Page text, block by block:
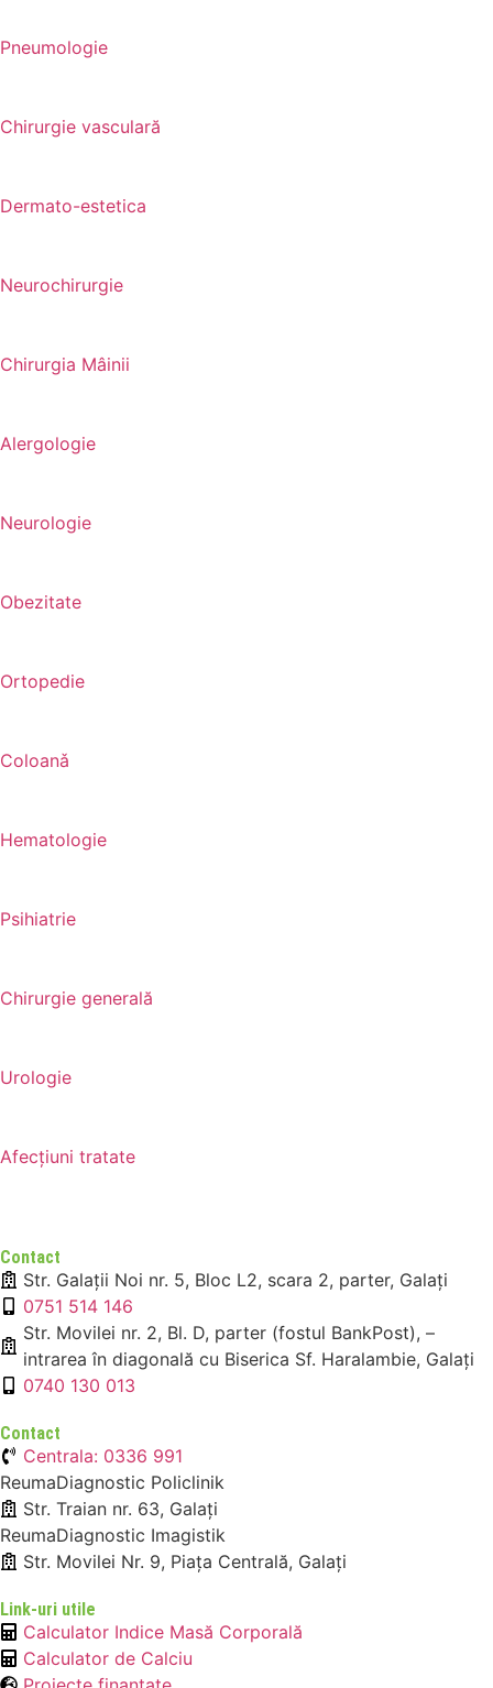
Pneumologie
Chirurgie vasculară
Dermato-estetica
Neurochirurgie
Chirurgia Mâinii
Alergologie
Neurologie
Obezitate
Ortopedie
Coloanǎ
Hematologie
Psihiatrie
Chirurgie generală
Urologie
Afecțiuni tratate
Contact
Str. Galații Noi nr. 5, Bloc L2, scara 2, parter, Galați
0751 514 146
Str. Movilei nr. 2, Bl. D, parter (fostul BankPost), –
intrarea în diagonală cu Biserica Sf. Haralambie, Galați
0740 130 013
Contact
Centrala: 0336 991
ReumaDiagnostic Policlinik
Str. Traian nr. 63, Galați
ReumaDiagnostic Imagistik
Str. Movilei Nr. 9, Piața Centrală, Galați
Link-uri utile
Calculator Indice Masă Corporală
Calculator de Calciu